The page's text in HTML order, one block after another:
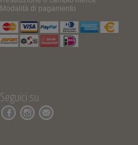
Modalità di pagamento
Seguici su